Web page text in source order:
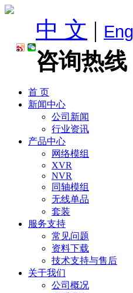
中 文 |
咨询热线
首 页
新闻中心
公司新闻
行业资讯
产品中心
网络模组
XVR
NVR
同轴模组
无线单品
套装
服务支持
常见问题
资料下载
技术支持与售后
关于我们
公司概况